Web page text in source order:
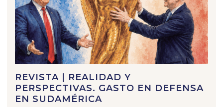
REVISTA | REALIDAD Y
PERSPECTIVAS. GASTO EN DEFENSA
EN SUDAMÉRICA